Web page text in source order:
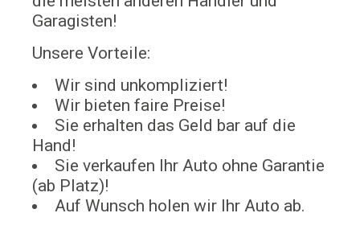
Garagisten!
Unsere Vorteile:
Wir sind unkompliziert!
Wir bieten faire Preise!
Sie erhalten das Geld bar auf die
Hand!
Sie verkaufen Ihr Auto ohne Garantie
(ab Platz)!
Auf Wunsch holen wir Ihr Auto ab.